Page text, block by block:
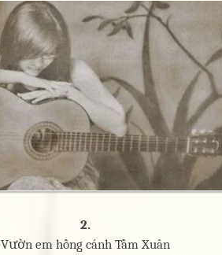
2.
Vườn em hồng cánh Tầm Xuân